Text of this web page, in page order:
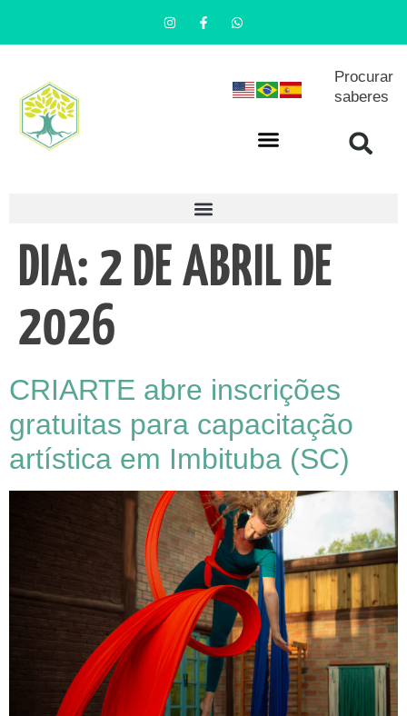
Procurar
saberes
DIA: 2 DE ABRIL DE
2026
CRIARTE abre inscrições
gratuitas para capacitação
artística em Imbituba (SC)